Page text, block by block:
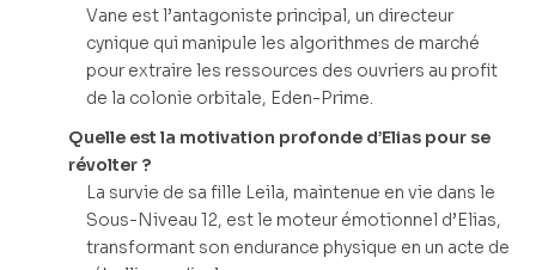
Vane est l’antagoniste principal, un directeur
cynique qui manipule les algorithmes de marché
pour extraire les ressources des ouvriers au profit
de la colonie orbitale, Eden-Prime.
Quelle est la motivation profonde d’Elias pour se
révolter ?
La survie de sa fille Leila, maintenue en vie dans le
Sous-Niveau 12, est le moteur émotionnel d’Elias,
transformant son endurance physique en un acte de